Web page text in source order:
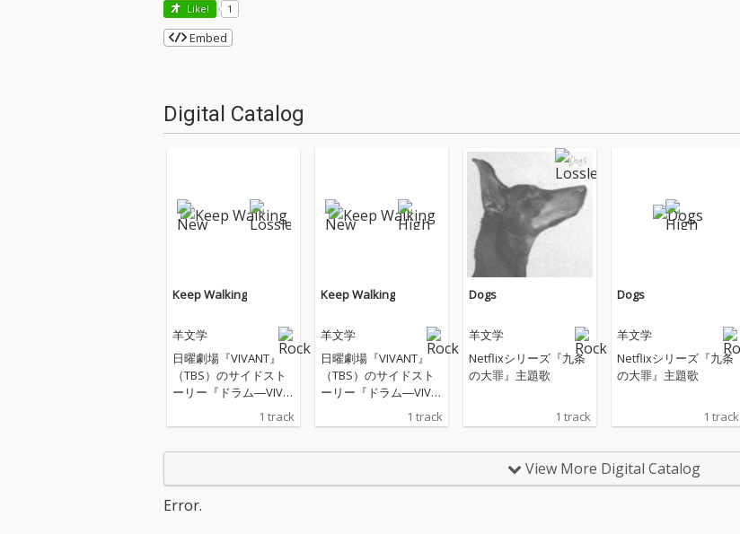
Like! 1
Embed
Digital Catalog
Keep Walking
羊文学
日曜劇場『VIVANT』
（TBS）のサイドスト
ーリー『ドラム―VIVA
NT THE ORIGIN STORY
―』の主題歌
1 track
Keep Walking
羊文学
日曜劇場『VIVANT』
（TBS）のサイドスト
ーリー『ドラム―VIVA
NT THE ORIGIN STORY
―』の主題歌
1 track
Dogs
羊文学
Netflixシリーズ『九条
の大罪』主題歌
1 track
Dogs
羊文学
Netflixシリーズ『九条
の大罪』主題歌
1 track
View More Digital Catalog
Error.